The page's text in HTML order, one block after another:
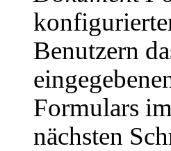
Benutzern
Formulars
nächsten